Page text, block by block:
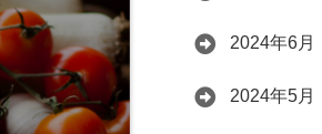
2024年6月
2024年5月